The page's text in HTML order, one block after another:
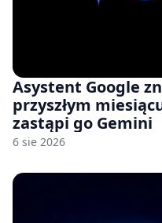
Asystent Google
przyszłym
zastąpi go Gemini
6 sie 2026